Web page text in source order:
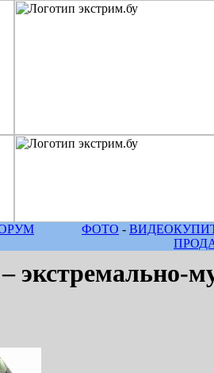
ФОТО - ВИДЕО
экстремально-